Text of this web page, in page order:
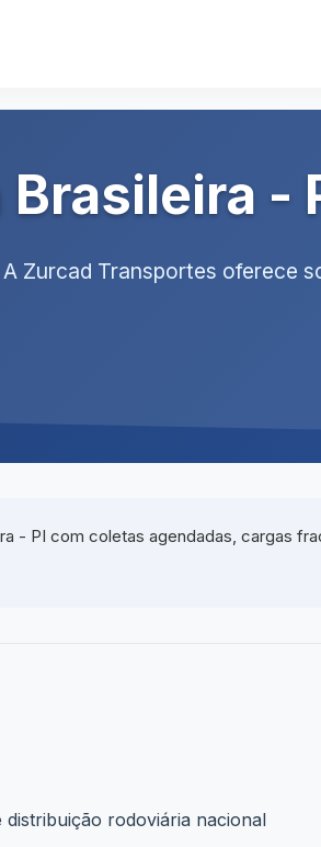
-
Zurcad Transportes oferece
- PI com coletas agendadas, cargas
distribuição rodoviária nacional